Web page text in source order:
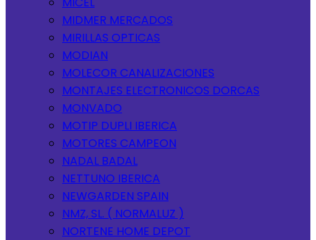
MIDMER MERCADOS
MIRILLAS OPTICAS
MODIAN
MOLECOR CANALIZACIONES
MONTAJES ELECTRONICOS DORCAS
MONVADO
MOTIP DUPLI IBERICA
MOTORES CAMPEON
NADAL BADAL
NETTUNO IBERICA
NEWGARDEN SPAIN
NMZ, SL. ( NORMALUZ )
NORTENE HOME DEPOT